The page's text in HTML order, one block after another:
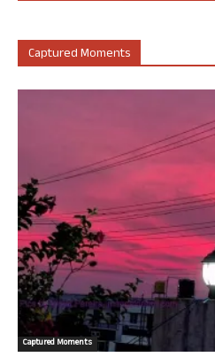
Captured Moments
Captured Moments